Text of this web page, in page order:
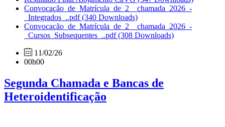
Convocação_de_Matrícula_de_2__chamada_2026_-
_Integrados_..pdf(340 Downloads)
Convocação_de_Matrícula_de_2__chamada_2026_-
_Cursos_Subsequentes_..pdf(308 Downloads)
11/02/26
00h00
Segunda Chamada e Bancas de
Heteroidentificação